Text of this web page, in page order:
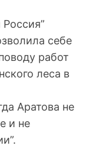
себе
работ
леса в
Аратова не
и не